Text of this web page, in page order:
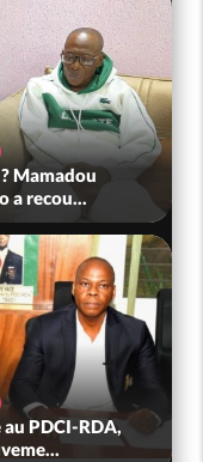
Mamadou
a recou...
PDCI-RDA,